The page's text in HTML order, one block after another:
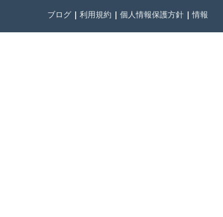
ブログ | 利用規約 | 個人情報保護方針 |情報